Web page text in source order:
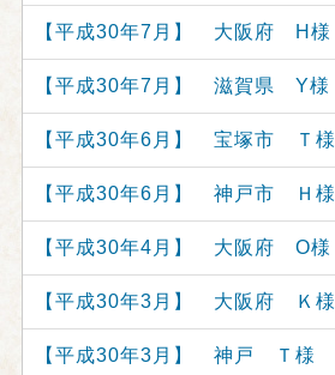
【平成30年7月】 大阪府 H様
【平成30年7月】 滋賀県 Y様
【平成30年6月】 宝塚市 Ｔ様
【平成30年6月】 神戸市 Ｈ様
【平成30年4月】 大阪府 O様
【平成30年3月】 大阪府 Ｋ様
【平成30年3月】 神戸 Ｔ様